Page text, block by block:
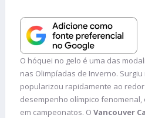
MAIS ESPORTES
O hóquei no gelo é uma das
nas Olimpíadas de Inverno.
popularizou rapidamente ao
desempenho olímpico fenomenal,
em campeonatos. O Vancouver